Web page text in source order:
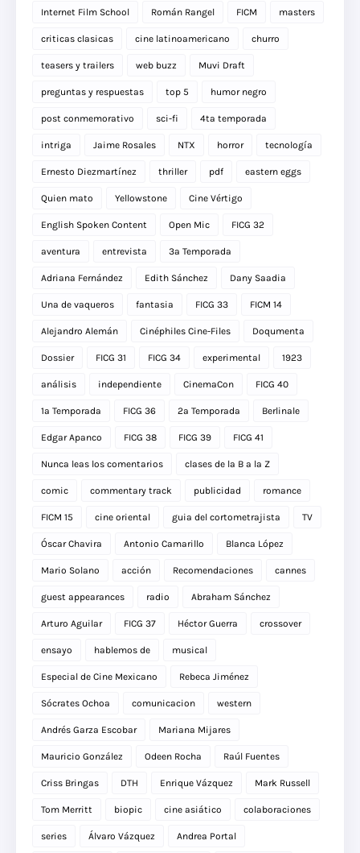
Internet Film School Román Rangel FICM masters
criticas clasicas cine latinoamericano churro
teasers y trailers web buzz Muvi Draft
preguntas y respuestas top 5 humor negro
post conmemorativo sci-fi 4ta temporada
intriga Jaime Rosales NTX horror tecnología
Ernesto Diezmartínez thriller pdf eastern eggs
Quien mato Yellowstone Cine Vértigo
English Spoken Content Open Mic FICG 32
aventura entrevista 3a Temporada
Adriana Fernández Edith Sánchez Dany Saadia
Una de vaqueros fantasia FICG 33 FICM 14
Alejandro Alemán Cinéphiles Cine-Files Doqumenta
Dossier FICG 31 FICG 34 experimental 1923
análisis independiente CinemaCon FICG 40
1a Temporada FICG 36 2a Temporada Berlinale
Edgar Apanco FICG 38 FICG 39 FICG 41
Nunca leas los comentarios clases de la B a la Z
comic commentary track publicidad romance
FICM 15 cine oriental guia del cortometrajista TV
Óscar Chavira Antonio Camarillo Blanca López
Mario Solano acción Recomendaciones cannes
guest appearances radio Abraham Sánchez
Arturo Aguilar FICG 37 Héctor Guerra crossover
ensayo hablemos de musical
Especial de Cine Mexicano Rebeca Jiménez
Sócrates Ochoa comunicacion western
Andrés Garza Escobar Mariana Mijares
Mauricio González Odeen Rocha Raúl Fuentes
Criss Bringas DTH Enrique Vázquez Mark Russell
Tom Merritt biopic cine asiático colaboraciones
series Álvaro Vázquez Andrea Portal